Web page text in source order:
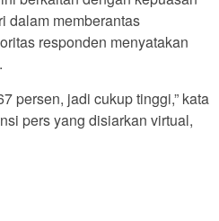
dalam memberantas
responden menyatakan
persen, jadi cukup tinggi,” kata
pers yang disiarkan virtual,